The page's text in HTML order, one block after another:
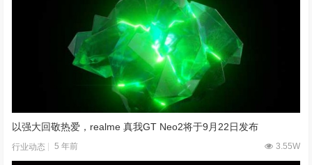
以强大回敬热爱，realme 真我GT Neo2将于9月22日发布
行业动态 5 年前 3.55W